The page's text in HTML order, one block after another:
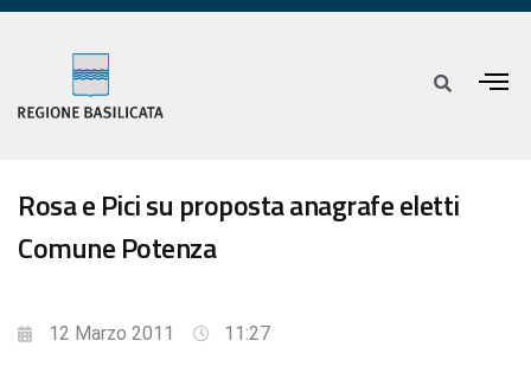
Rosa e Pici su proposta anagrafe eletti
Comune Potenza
12 Marzo 2011 11:27